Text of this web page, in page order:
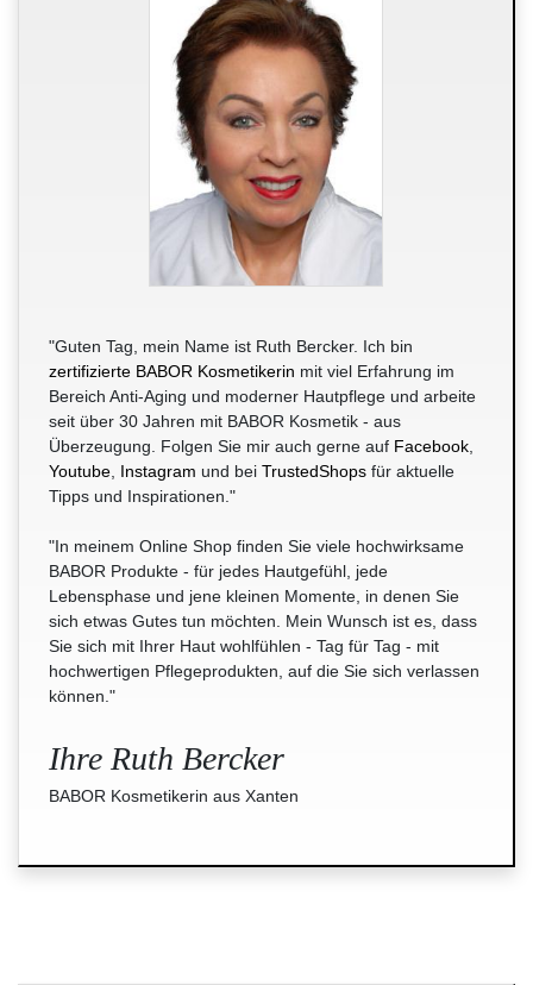
"Guten Tag, mein Name ist Ruth Bercker. Ich bin
zertifizierte BABOR Kosmetikerin mit viel Erfahrung im
Bereich Anti-Aging und moderner Hautpflege und arbeite
seit über 30 Jahren mit BABOR Kosmetik - aus
Überzeugung. Folgen Sie mir auch gerne auf Facebook
Youtube Instagram und bei TrustedShops für aktuelle
Tipps und Inspirationen."
"In meinem Online Shop finden Sie viele hochwirksame
BABOR Produkte - für jedes Hautgefühl, jede
Lebensphase und jene kleinen Momente, in denen Sie
sich etwas Gutes tun möchten. Mein Wunsch ist es, dass
Sie sich mit Ihrer Haut wohlfühlen - Tag für Tag - mit
hochwertigen Pflegeprodukten, auf die Sie sich verlassen
können."
Ihre Ruth Bercker
BABOR Kosmetikerin aus Xanten